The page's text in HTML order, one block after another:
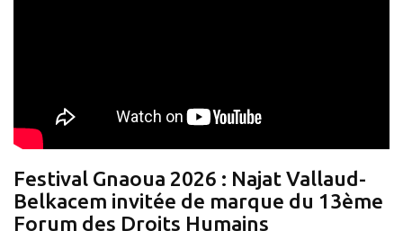
Festival Gnaoua 2026 : Najat Vallaud-
Belkacem invitée de marque du 13ème
Forum des Droits Humains